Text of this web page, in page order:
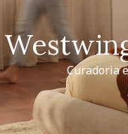
Curadoria